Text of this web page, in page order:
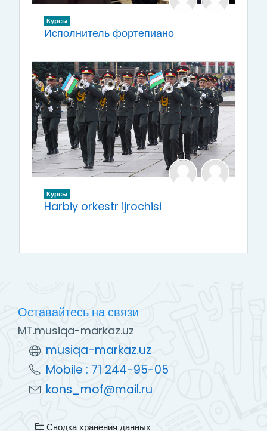
Курсы
Исполнитель фортепиано
Курсы
Harbiy orkestr ijrochisi
Оставайтесь на связи
MT.musiqa-markaz.uz
musiqa-markaz.uz
Mobile : 71 244-95-05
kons_mof@mail.ru
Сводка хранения данных